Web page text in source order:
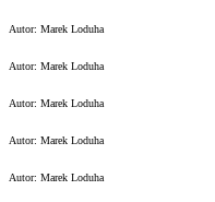
Autor: Marek Loduha
Autor: Marek Loduha
Autor: Marek Loduha
Autor: Marek Loduha
Autor: Marek Loduha